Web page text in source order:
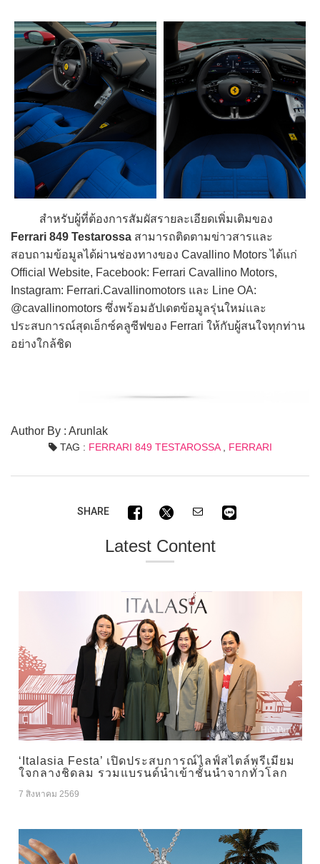
สำหรับผู้ที่ต้องการสัมผัสรายละเอียดเพิ่มเติมของ
Ferrari 849 Testarossa สามารถติดตามข่าวสารและ
สอบถามข้อมูลได้ผ่านช่องทางของ Cavallino Motors ได้แก่
Official Website, Facebook: Ferrari Cavallino Motors,
Instagram: Ferrari.Cavallinomotors และ Line OA:
@cavallinomotors ซึ่งพร้อมอัปเดตข้อมูลรุ่นใหม่และ
ประสบการณ์สุดเอ็กซ์คลูซีฟของ Ferrari ให้กับผู้สนใจทุกท่าน
อย่างใกล้ชิด
Author By : Arunlak
TAG : FERRARI 849 TESTAROSSA, FERRARI
SHARE
Latest Content
‘Italasia Festa’ เปิดประสบการณ์ไลฟ์สไตล์พรีเมียม
ใจกลางชิดลม รวมแบรนด์นำเข้าชั้นนำจากทั่วโลก
7 สิงหาคม 2569